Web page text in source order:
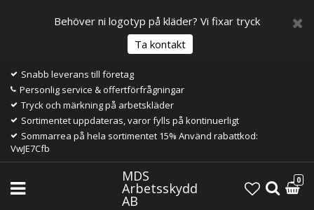
Behöver ni logotyp på kläder? Vi fixar tryck
Ta kontakt
Snabb leverans till företag
Personlig service & offertförfrågningar
Tryck och märkning på arbetskläder
Sortimentet uppdateras, varor fylls på kontinuerligt
Sommarrea på hela sortimentet 15% Använd rabattkod:
VwJE7Cfb
MDS
Arbetsskydd
AB
0